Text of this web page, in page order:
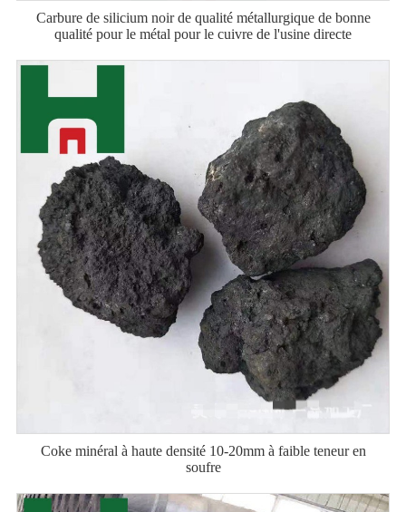
Carbure de silicium noir de qualité métallurgique de bonne
qualité pour le métal pour le cuivre de l'usine directe
Coke minéral à haute densité 10-20mm à faible teneur en
soufre